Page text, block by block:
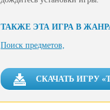
ТАКЖЕ ЭТА ИГРА В
Поиск предметов,
СКАЧАТЬ ИГРУ